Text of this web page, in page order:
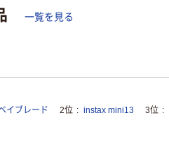
一覧を見る
イブレード 2位 instax mini13 3位